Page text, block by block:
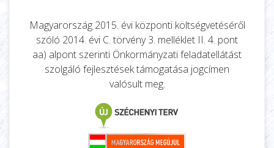
Magyarország 2015. évi központi költségvetéséről
szóló 2014. évi C. törvény 3. melléklet II. 4. pont
aa) alpont szerinti Önkormányzati feladatellátást
szolgáló fejlesztések támogatása jogcímen
valósult meg.